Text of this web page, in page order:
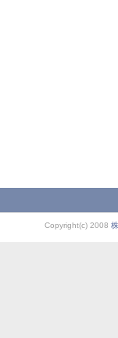
Copyright(c) 2008